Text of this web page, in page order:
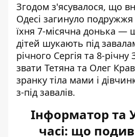
Згодом з'ясувалося, що
Одесі загинуло подружжя
їхня 7-місячна донька —
дітей шукають під
річного Сергія та 8-
звати Тетяна та Олег
зранку тіла мами і
з-під завалів.
Інформатор та
часі: що